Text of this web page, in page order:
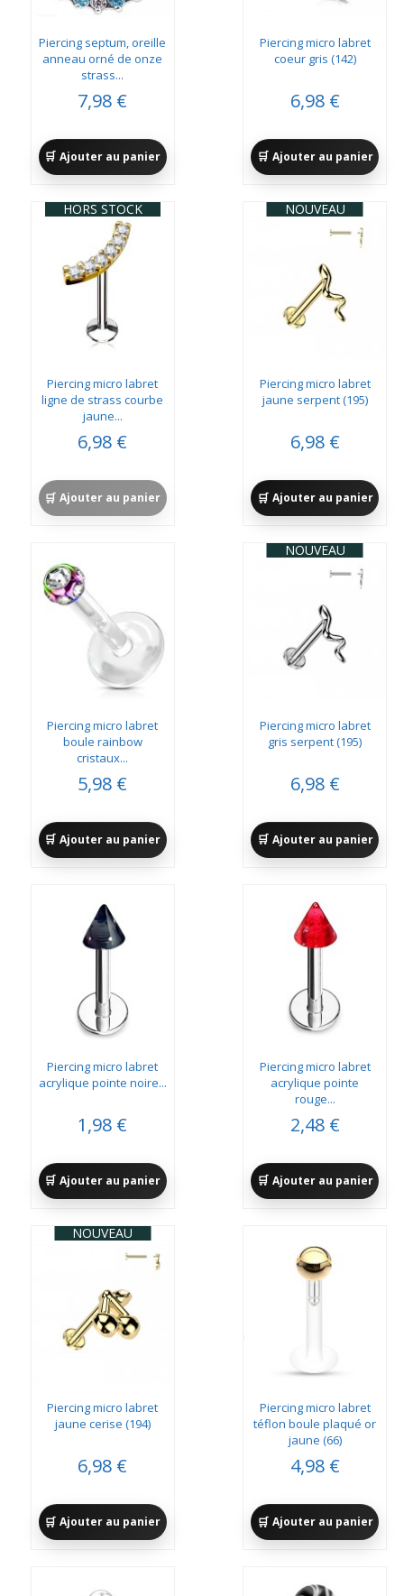
Piercing septum, oreille
anneau orné de onze
strass...
7,98 €
Ajouter au panier
Piercing micro labret
coeur gris (142)
6,98 €
Ajouter au panier
HORS STOCK
Piercing micro labret
ligne de strass courbe
jaune...
6,98 €
Ajouter au panier
NOUVEAU
Piercing micro labret
jaune serpent (195)
6,98 €
Ajouter au panier
Piercing micro labret
boule rainbow
cristaux...
5,98 €
Ajouter au panier
NOUVEAU
Piercing micro labret
gris serpent (195)
6,98 €
Ajouter au panier
Piercing micro labret
acrylique pointe noire...
1,98 €
Ajouter au panier
Piercing micro labret
acrylique pointe
rouge...
2,48 €
Ajouter au panier
NOUVEAU
Piercing micro labret
jaune cerise (194)
6,98 €
Ajouter au panier
Piercing micro labret
téflon boule plaqué or
jaune (66)
4,98 €
Ajouter au panier